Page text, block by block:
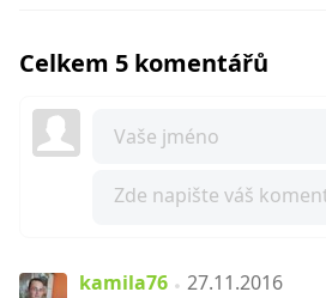
Celkem 5 komentářů
kamila76
27.11.2016